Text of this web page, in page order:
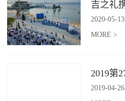
2020-05-13
MORE >
2019-04-26